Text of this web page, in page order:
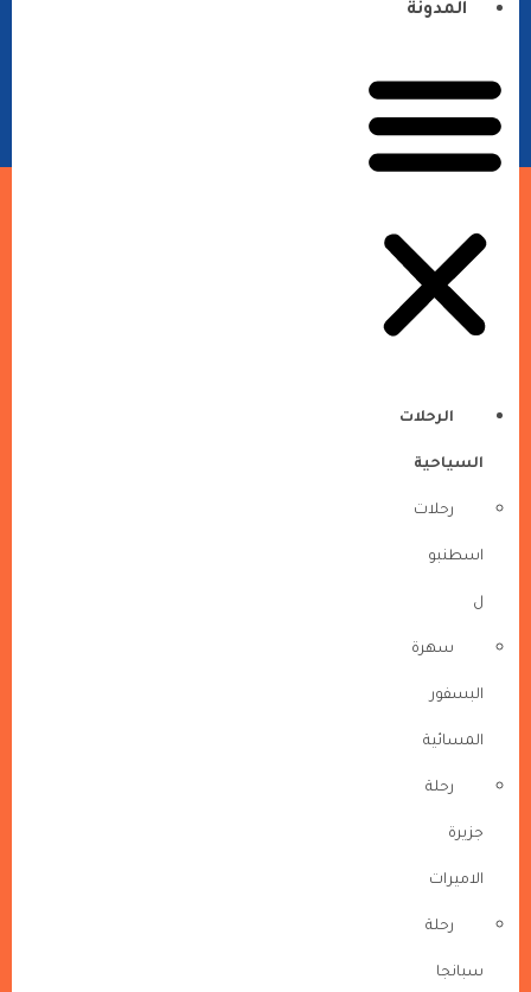
المدونة
الرحلات
السياحية
رحلات
اسطنبو
ل
سهرة
البسفور
المسائية
رحلة
جزيرة
الاميرات
رحلة
سبانجا